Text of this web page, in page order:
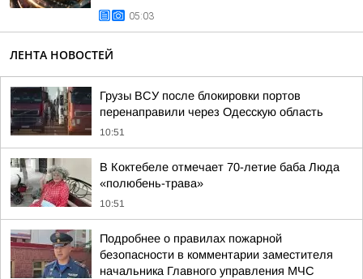
05:03
ЛЕНТА НОВОСТЕЙ
Грузы ВСУ после блокировки портов
перенаправили через Одесскую область
10:51
В Коктебеле отмечает 70-летие баба Люда
«полюбень-трава»
10:51
Подробнее о правилах пожарной
безопасности в комментарии заместителя
начальника Главного управления МЧС